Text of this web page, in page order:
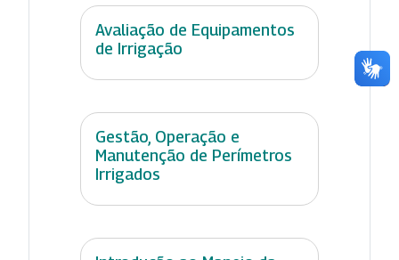
Avaliação de Equipamentos
de Irrigação
Gestão, Operação e
Manutenção de Perímetros
Irrigados